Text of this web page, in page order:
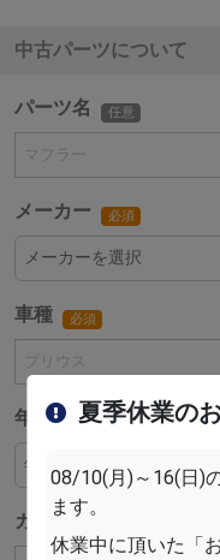
中古パーツについて
パーツ名 任意
メーカー 必須
車種 必須
年式 必須
カラー
夏季休業の
08/10(月)～16(日)
ます。
休業中に頂いた「